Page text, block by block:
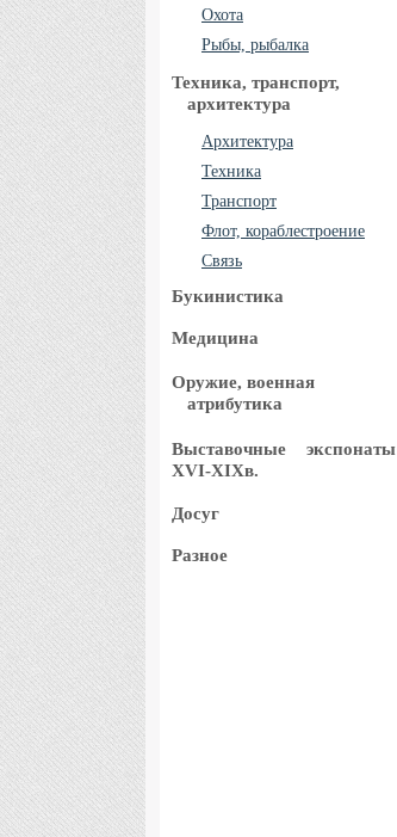
Охота
Рыбы, рыбалка
Техника, транспорт,
архитектура
Архитектура
Техника
Транспорт
Флот, кораблестроение
Связь
Букинистика
Медицина
Оружие, военная
атрибутика
Выставочные
экспонаты
XVI-XIXв.
Досуг
Разное